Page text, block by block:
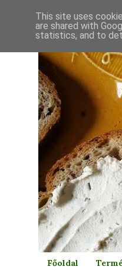
Főoldal
This site uses
are shared with
statistics, and to